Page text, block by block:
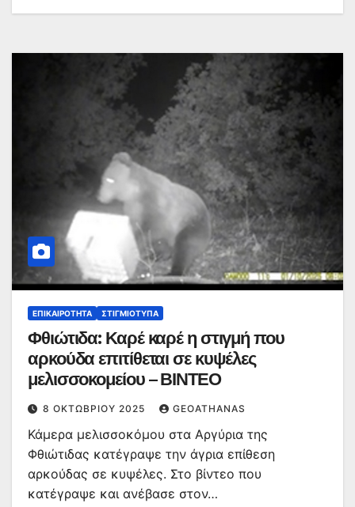
ΕΠΙΚΑΙΡΌΤΗΤΑ ΣΤΙΓΜΙΌΤΥΠΑ
Φθιώτιδα: Καρέ καρέ η στιγμή που
αρκούδα επιτίθεται σε κυψέλες
μελισσοκομείου – ΒΙΝΤΕΟ
8 ΟΚΤΩΒΡΊΟΥ 2025 GEOATHANAS
Κάμερα μελισσοκόμου στα Αργύρια της
Φθιώτιδας κατέγραψε την άγρια επίθεση
αρκούδας σε κυψέλες. Στο βίντεο που
κατέγραψε και ανέβασε στον…